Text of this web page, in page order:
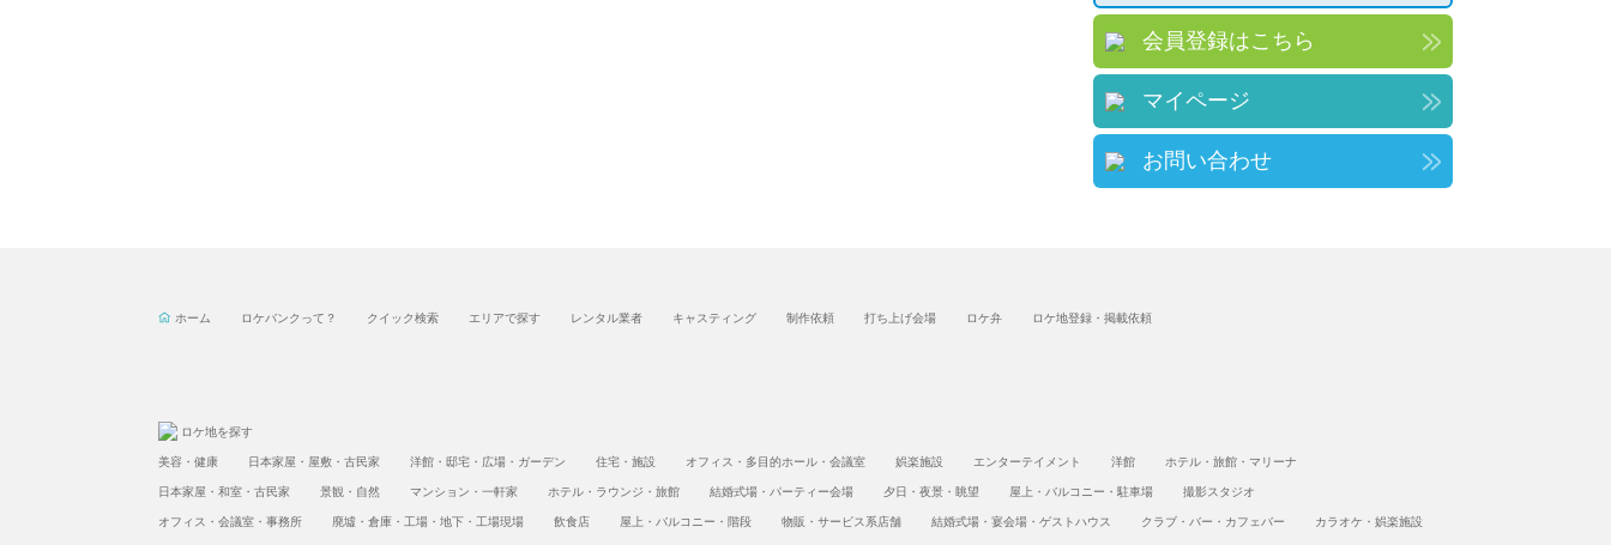
会員登録はこちら
マイページ
お問い合わせ
ホーム ロケバンクって？ クイック検索 エリアで探す レンタル業者 キャスティング 制作依頼 打ち上げ会場 ロケ弁 ロケ地登録・掲載依頼
ロケ地を探す
美容・健康
日本家屋・屋敷・古民家 洋館・邸宅・広場・ガーデン 住宅・施設 オフィス・多目的ホール・会議室 娯楽施設 エンターテイメント 洋館
ホテル・旅館・マリーナ
日本家屋・和室・古民家
景観・自然 マンション・一軒家 ホテル・ラウンジ・旅館 結婚式場・パーティー会場 夕日・夜景・眺望 屋上・バルコニー・駐車場
撮影スタジオ
オフィス・会議室・事務所
廃墟・倉庫・工場・地下・工場現場 飲食店 屋上・バルコニー・階段 物販・サービス系店舗 結婚式場・宴会場・ゲストハウス クラブ・バー・カフェバー
カラオケ・娯楽施設